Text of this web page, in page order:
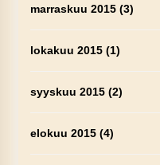
marraskuu 2015(3)
lokakuu 2015(1)
syyskuu 2015(2)
elokuu 2015(4)